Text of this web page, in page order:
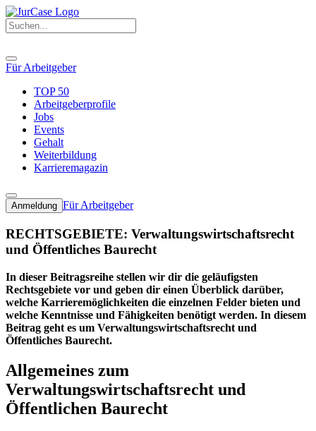
Für Arbeitgeber
TOP 50
Arbeitgeberprofile
Jobs
Events
Gehalt
Weiterbildung
Karrieremagazin
Anmeldung Für Arbeitgeber
RECHTSGEBIETE: Verwaltungswirtschaftsrecht
und Öffentliches Baurecht
In dieser Beitragsreihe stellen wir dir die geläufigsten
Rechtsgebiete vor und geben dir einen Überblick darüber,
welche Karrieremöglichkeiten die einzelnen Felder bieten und
welche Kenntnisse und Fähigkeiten benötigt werden. In diesem
Beitrag geht es um Verwaltungswirtschaftsrecht und
Öffentliches Baurecht.
Allgemeines zum
Verwaltungswirtschaftsrecht und
Öffentlichen Baurecht